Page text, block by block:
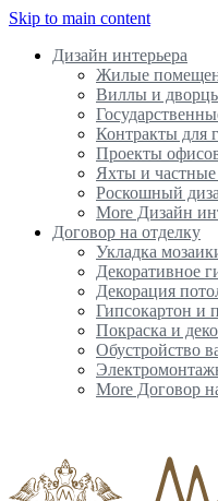
Skip to main content
Дизайн интерьера
Жилые
Виллы и
Контракты для
Проекты
Яхты и
Роскошный
More Дизайн
Договор на отделку
Укладка
Декоративное
Декорация
Гипсокартон и
Покраска и
Обустройство
More Договор